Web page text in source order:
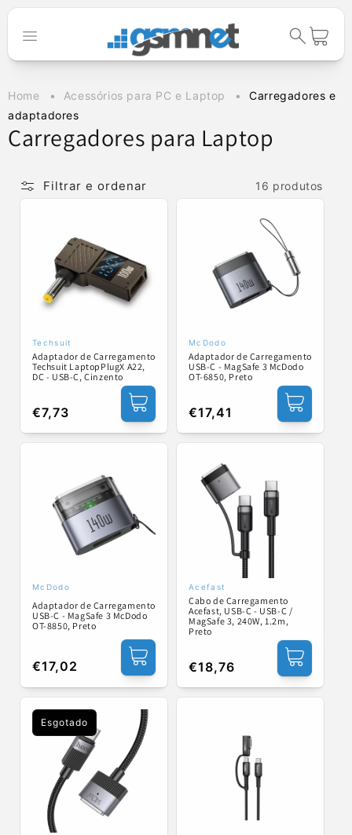
Saltar para o
Carrinho
Home Acessórios para PC e Laptop
Carregadores e
adaptadores
C
Carregadores para Laptop
Filtrar e ordenar 16 produtos
Fornecedor:
Techsuit
Adaptador de Carregamento
Techsuit LaptopPlugX A22,
DC - USB-C, Cinzento
Preço
normal
€7,73
Fornecedor:
McDodo
Adaptador de Carregamento
USB-C - MagSafe 3 McDodo
OT-6850, Preto
Preço
normal
€17,41
Fornecedor:
McDodo
Adaptador de Carregamento
USB-C - MagSafe 3 McDodo
OT-8850, Preto
Preço
normal
€17,02
Fornecedor:
Acefast
Cabo de Carregamento
Acefast, USB-C - USB-C /
MagSafe 3, 240W, 1.2m,
Preto
Preço
normal
€18,76
Esgotado